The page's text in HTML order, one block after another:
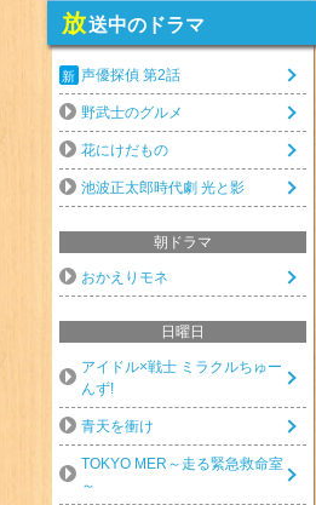
放送中のドラマ
声優探偵 第2話
野武士のグルメ
花にけだもの
池波正太郎時代劇 光と影
朝ドラマ
おかえりモネ
日曜日
アイドル×戦士 ミラクルちゅー
んず!
青天を衝け
TOKYO MER～走る緊急救命室
～